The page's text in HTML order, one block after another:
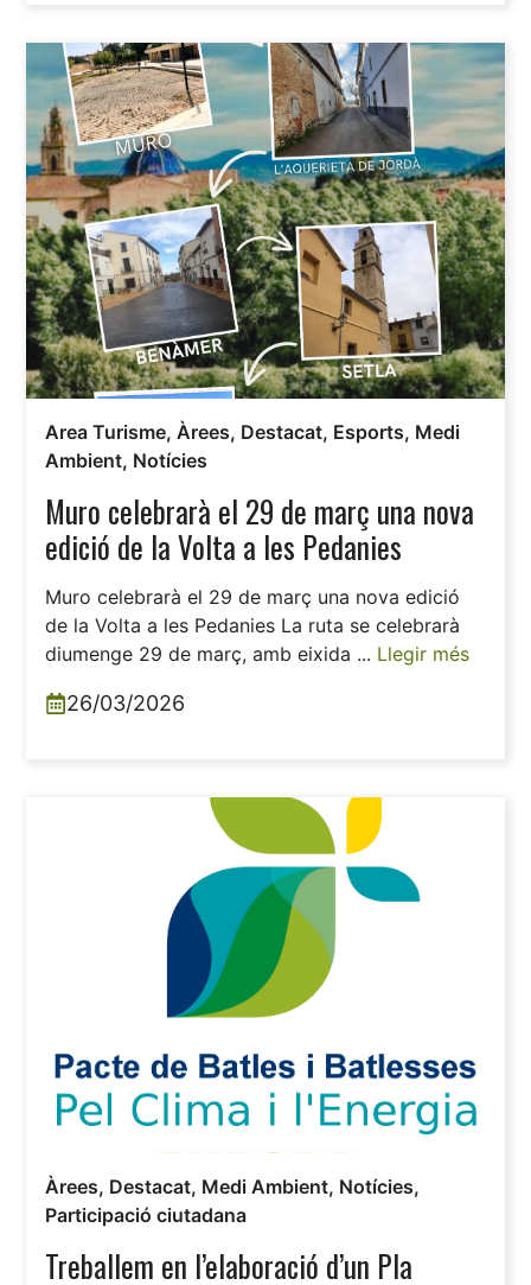
Area Turisme,Àrees, Destacat, Esports, Medi
Ambient, Notícies
Muro celebrarà el 29 de març una nova
edició de la Volta a les Pedanies
Muro celebrarà el 29 de març una nova edició
de la Volta a les Pedanies La ruta se celebrarà
diumenge 29 de març, amb eixida ... Llegir més
26/03/2026
Àrees, Destacat, Medi Ambient, Notícies,
Participació ciutadana
Treballem en l’elaboració d’un Pla